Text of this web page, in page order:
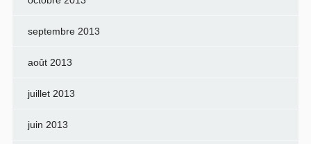
septembre 2013
août 2013
juillet 2013
juin 2013